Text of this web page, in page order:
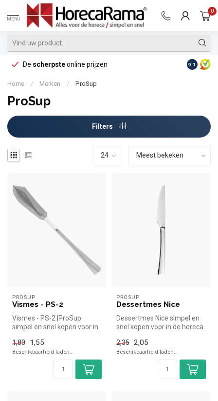
MENU
0
De scherpsteonline prijzen Op
9.1
Home / Merken / ProSup
ProSup
Filters
PROSUP
Vismes - PS-2
Vismes - PS-2 |ProSup
simpel en snel kopen voor in
bek...
1,80 1,55
Beschikbaarheid laden..
PROSUP
Dessertmes Nice
Dessertmes Nice simpel en
snel kopen voor in de horeca.
2,35 2,05
Beschikbaarheid laden..